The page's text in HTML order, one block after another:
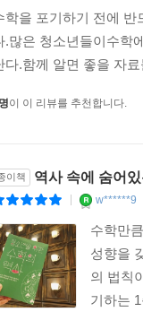
암호를 해독하기
게 사용되고 있다. 이
에 숨어 있는 재미있는
의존적이고 이성적인
에 따라 내 선택이 큰
학에 바탕을 둔 게임
판단을 수치화해서
독립된 분야로 커리큘
학을 포기하기 전에
.많은 청소년들이수학
다.함께 알면 좋을 자
이 이 리뷰를 추천합니다.
이책 역사 속에 숨어
w******9
수학만
성향을
의 법칙
기하는